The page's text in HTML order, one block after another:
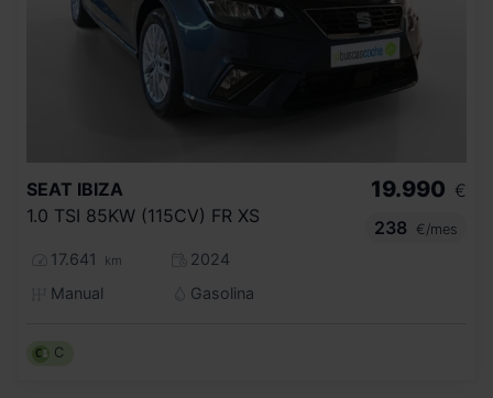
SEAT IBIZA
1.0 TSI 85KW (115CV) FR XS
17.641 km
2024
Manual
Gasolina
19.990 €
238
€/mes
C